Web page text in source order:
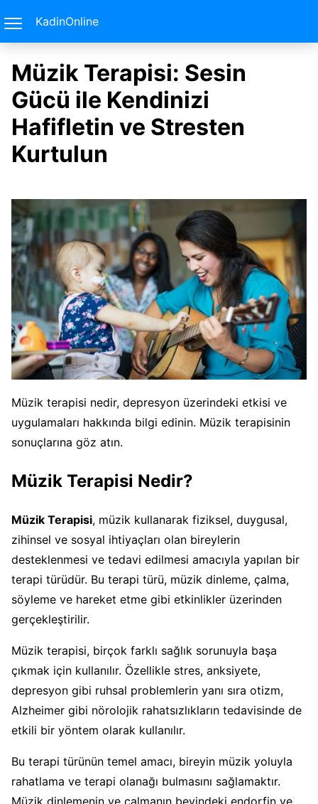
KadinOnline
Müzik Terapisi: Sesin
Gücü ile Kendinizi
Hafifletin ve Stresten
Kurtulun
Müzik terapisi nedir, depresyon üzerindeki etkisi ve
uygulamaları hakkında bilgi edinin. Müzik terapisinin
sonuçlarına göz atın.
Müzik Terapisi Nedir?
Müzik Terapisi, müzik kullanarak fiziksel, duygusal,
zihinsel ve sosyal ihtiyaçları olan bireylerin
desteklenmesi ve tedavi edilmesi amacıyla yapılan bir
terapi türüdür. Bu terapi türü, müzik dinleme, çalma,
söyleme ve hareket etme gibi etkinlikler üzerinden
gerçekleştirilir.
Müzik terapisi, birçok farklı sağlık sorunuyla başa
çıkmak için kullanılır. Özellikle stres, anksiyete,
depresyon gibi ruhsal problemlerin yanı sıra otizm,
Alzheimer gibi nörolojik rahatsızlıkların tedavisinde de
etkili bir yöntem olarak kullanılır.
Bu terapi türünün temel amacı, bireyin müzik yoluyla
rahatlama ve terapi olanağı bulmasını sağlamaktır.